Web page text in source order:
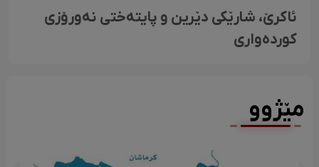
ئاکرێ، شارێکی دێرین و پایتەختی نەورۆزی
کوردەواری
مێژوو